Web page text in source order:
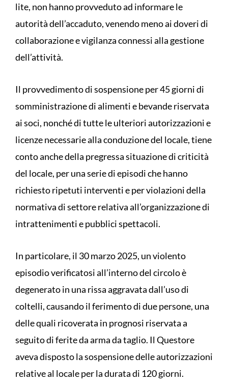
lite, non hanno provveduto ad informare le
autorità dell’accaduto, venendo meno ai doveri di
collaborazione e vigilanza connessi alla gestione
dell’attività.
Il provvedimento di sospensione per 45 giorni di
somministrazione di alimenti e bevande riservata
ai soci, nonché di tutte le ulteriori autorizzazioni e
licenze necessarie alla conduzione del locale, tiene
conto anche della pregressa situazione di criticità
del locale, per una serie di episodi che hanno
richiesto ripetuti interventi e per violazioni della
normativa di settore relativa all’organizzazione di
intrattenimenti e pubblici spettacoli.
In particolare, il 30 marzo 2025, un violento
episodio verificatosi all’interno del circolo è
degenerato in una rissa aggravata dall’uso di
coltelli, causando il ferimento di due persone, una
delle quali ricoverata in prognosi riservata a
seguito di ferite da arma da taglio. Il Questore
aveva disposto la sospensione delle autorizzazioni
relative al locale per la durata di 120 giorni.